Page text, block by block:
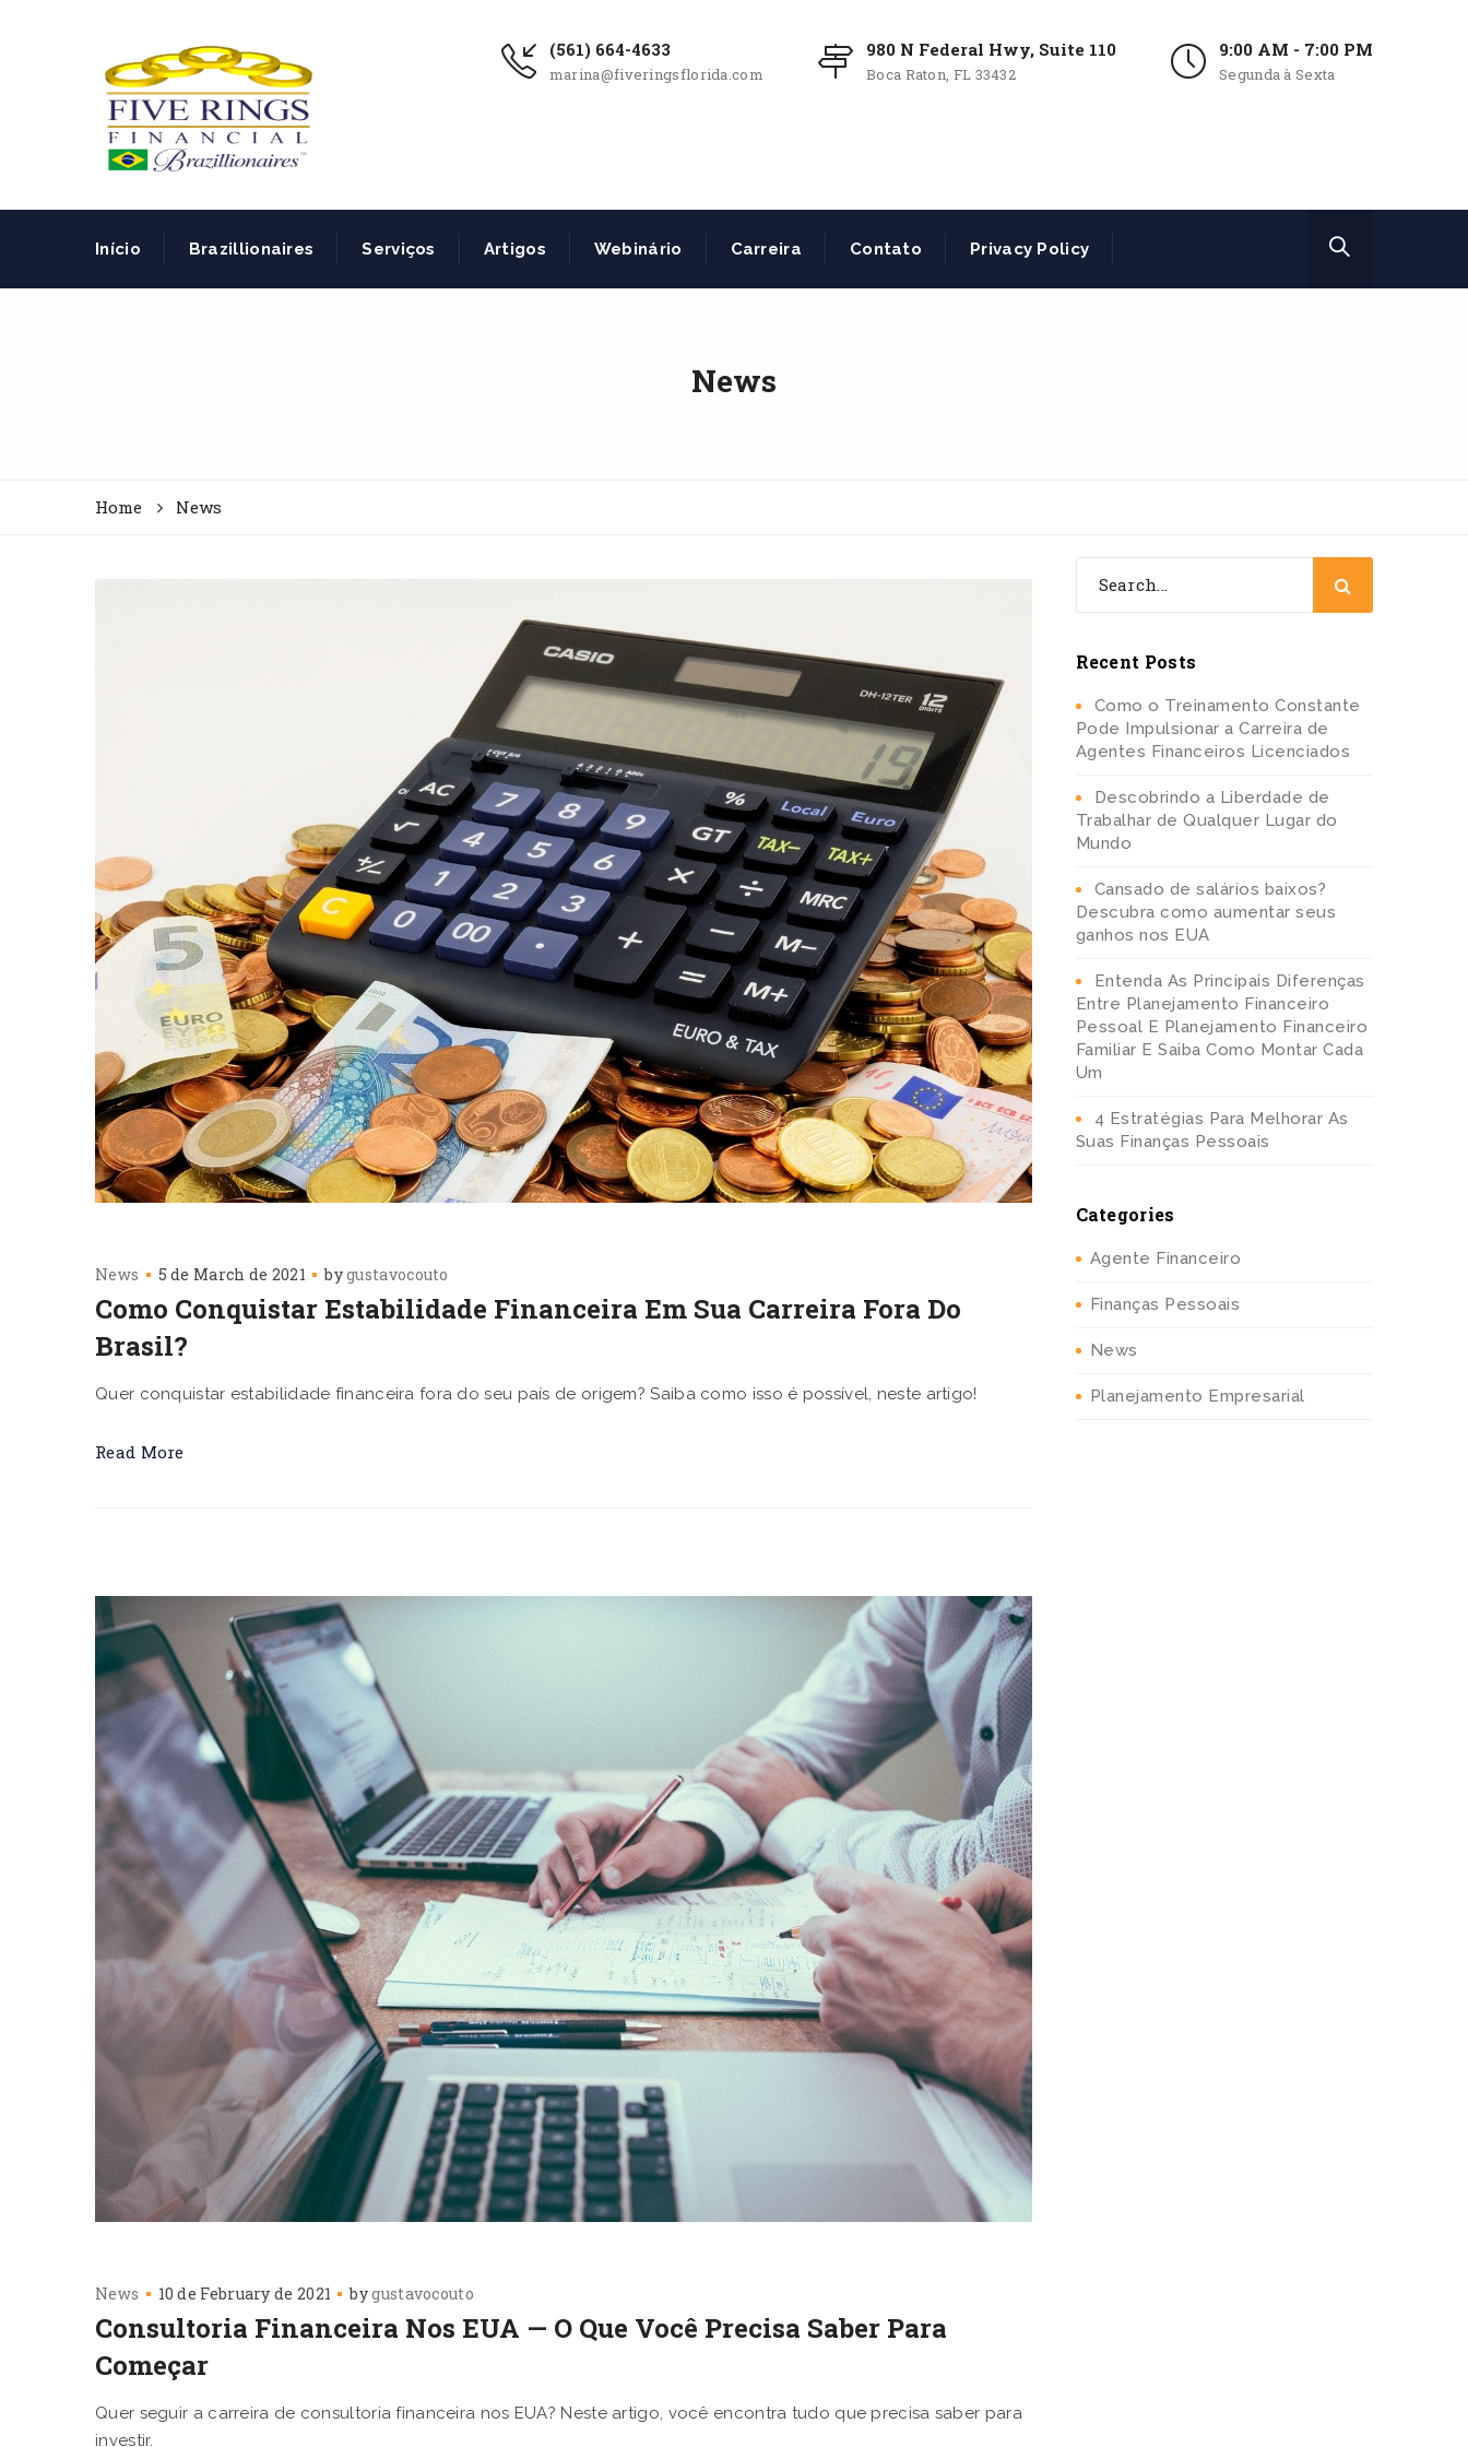
(561) 664-4633
marina@fiveringsflorida.com
980 N Federal Hwy, Suite 110
Boca Raton, FL 33432
9:00 AM - 7:00 PM
Segunda à Sexta
Início Brazillionaires Serviços Artigos Webinário Carreira Contato Privacy Policy
News
Home News
News 5 de March de 2021 bygustavocouto
Como Conquistar Estabilidade Financeira Em Sua Carreira Fora Do
Brasil?
Quer conquistar estabilidade financeira fora do seu país de origem? Saiba como isso é possível, neste artigo!
Read More
News 10 de February de 2021 bygustavocouto
Consultoria Financeira Nos EUA — O Que Você Precisa Saber Para
Começar
Quer seguir a carreira de consultoria financeira nos EUA? Neste artigo, você encontra tudo que precisa saber para
investir.
Recent Posts
Como o Treinamento Constante
Pode Impulsionar a Carreira de
Agentes Financeiros Licenciados
Descobrindo a Liberdade de
Trabalhar de Qualquer Lugar do
Mundo
Cansado de salários baixos?
Descubra como aumentar seus
ganhos nos EUA
Entenda As Principais Diferenças
Entre Planejamento Financeiro
Pessoal E Planejamento Financeiro
Familiar E Saiba Como Montar Cada
Um
4 Estratégias Para Melhorar As
Suas Finanças Pessoais
Categories
Agente Financeiro
Finanças Pessoais
News
Planejamento Empresarial